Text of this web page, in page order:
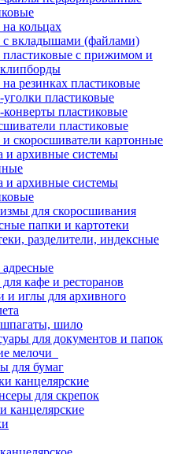
кольцах
вкладышами (файлами)
с прижимом и
резинках пластиковые
пластиковые
пластиковые
пластиковые
скоросшиватели картонные
и архивные системы
и архивные системы
для скоросшивания
папки и картотеки
разделители, индексные
кафе и ресторанов
и иглы для архивного
шило
для документов и папок
мелочи
для бумаг
канцелярские
для скрепок
канцелярские